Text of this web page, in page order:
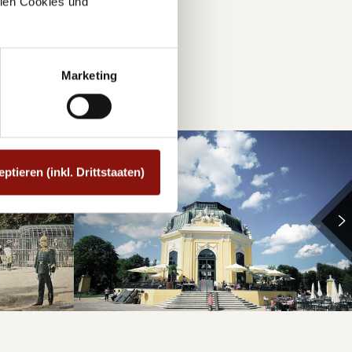
Marketing
(inkl. Drittstaaten)